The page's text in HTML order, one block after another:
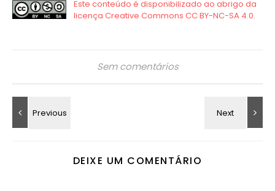
Sem comentários
DEIXE UM COMENTÁRIO